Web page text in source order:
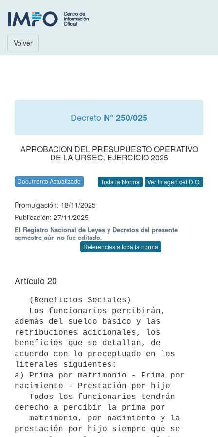
Volver
Decreto N° 250/025
APROBACION DEL PRESUPUESTO OPERATIVO
DE LA URSEC. EJERCICIO 2025
Documento Actualizado Toda la Norma Ver Imagen del D.O.
Promulgación: 18/11/2025
Publicación: 27/11/2025
El Registro Nacional de Leyes y Decretos del presente
semestre aún no fue editado.
Referencias a toda la norma
Artículo 20
además del sueldo básico y las
retribuciones adicionales, los
beneficios que se detallan, de
acuerdo con lo preceptuado en los
literales siguientes:
a) Prima por matrimonio - Prima por
nacimiento - Prestación por hijo
derecho a percibir la prima por
prestación por hijo siempre que se